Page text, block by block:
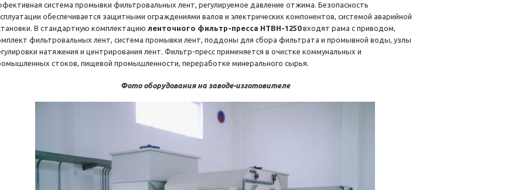
система промывки фильтровальных лент, регулируемое давление отжима. Безопасность
обеспечивается защитными ограждениями валов и электрических компонентов, системой аварийной
В стандартную комплектацию ленточного фильтр-пресса HTBH-1250входят рама с приводом,
фильтровальных лент, система промывки лент, поддоны для сбора фильтрата и промывной воды, узлы
натяжения и центрирования лент. Фильтр-пресс применяется в очистке коммунальных и
стоков, пищевой промышленности, переработке минерального сырья.
Фото оборудования на заводе-изготовителе